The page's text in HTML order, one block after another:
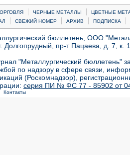
| ЧЕРНЫЕ МЕТАЛЛЫ |
ЦВЕТНЫЕ
| СВЕЖИЙ НОМЕР | АРХИВ | ПОДПИСКА |
бюллетень, ООО
Долгопрудный, пр-т Пацаева, д. 7,
"Металлургический бюллетень"
по надзору в сфере связи,
(Роскомнадзор),
серия ПИ № ФС 77 - 85902 от 04
Контакты